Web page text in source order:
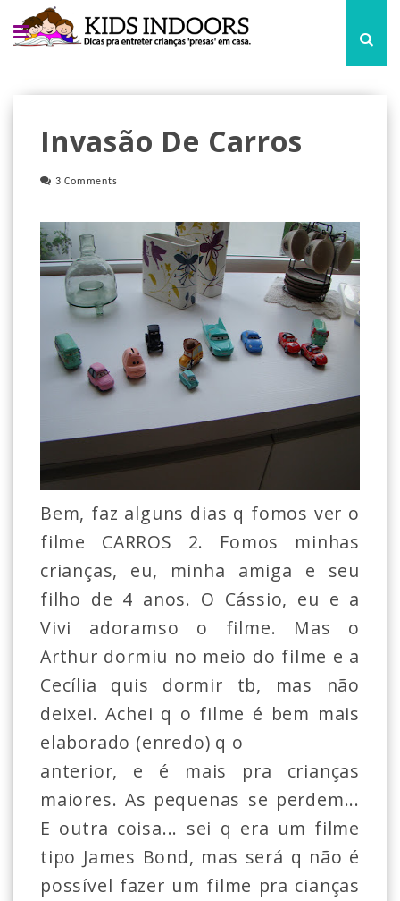
Invasão De Carros
3 Comments
Bem, faz alguns dias q fomos ver o
filme CARROS 2. Fomos minhas
crianças, eu, minha amiga e seu
filho de 4 anos. O Cássio, eu e a
Vivi adoramso o filme. Mas o
Arthur dormiu no meio do filme e a
Cecília quis dormir tb, mas não
deixei. Achei q o filme é bem mais
elaborado (enredo) q o
anterior, e é mais pra crianças
maiores. As pequenas se perdem...
E outra coisa... sei q era um filme
tipo James Bond, mas será q não é
possível fazer um filme pra cianças